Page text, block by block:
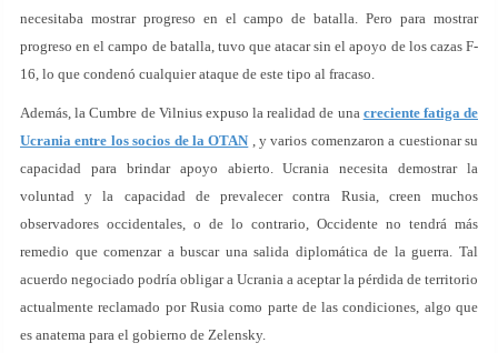
necesitaba mostrar progreso en el campo de batalla. Pero para mostrar
progreso en el campo de batalla, tuvo que atacar sin el apoyo de los cazas F-
16, lo que condenó cualquier ataque de este tipo al fracaso.
Además, la Cumbre de Vilnius expuso la realidad de una creciente fatiga de
Ucrania entre los socios de la OTAN , y varios comenzaron a cuestionar su
capacidad para brindar apoyo abierto. Ucrania necesita demostrar la
voluntad y la capacidad de prevalecer contra Rusia, creen muchos
observadores occidentales, o de lo contrario, Occidente no tendrá más
remedio que comenzar a buscar una salida diplomática de la guerra. Tal
acuerdo negociado podría obligar a Ucrania a aceptar la pérdida de territorio
actualmente reclamado por Rusia como parte de las condiciones, algo que
es anatema para el gobierno de Zelensky.